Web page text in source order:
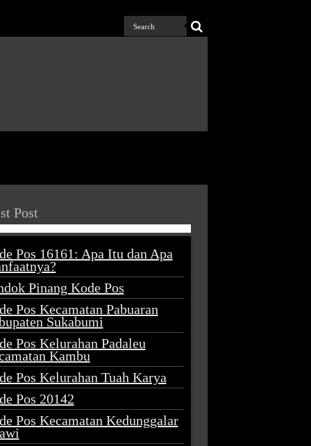
Post
Pos 16161: Apa Itu dan Apa
Pinang Kode Pos
Pos Kecamatan Pabuaran
Sukabumi
Pos Kelurahan Padaleu
Kambu
Pos Kelurahan Tuah Karya
Pos 20142
Pos Kecamatan Kedunggalar